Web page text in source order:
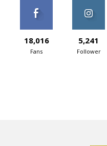
18,016
Fans
5,241
Follower